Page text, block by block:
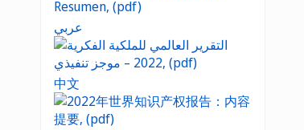
عربي
中文